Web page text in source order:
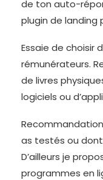
de ton auto-
plugin de landing
Essaie de choisir
rémunérateurs.
de livres
logiciels ou
as testés ou dont
D’ailleurs je
programmes en